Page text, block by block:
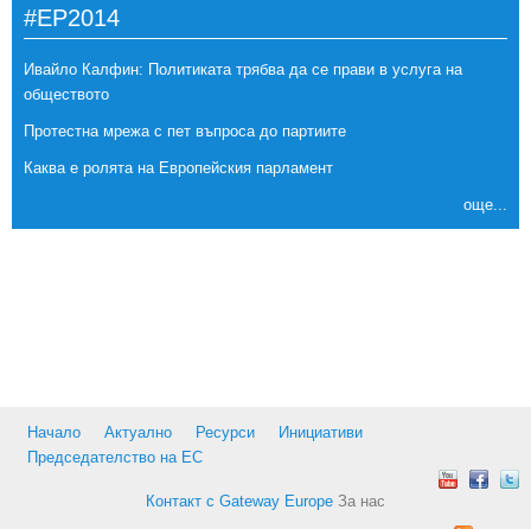
#EP2014
Ивайло Калфин: Политиката трябва да се прави в услуга на
обществото
Протестна мрежа с пет въпроса до партиите
Каква е ролята на Европейския парламент
още...
Начало Актуално Ресурси
Инициативи
Председателство на ЕС
Контакт с Gateway Europe За нас